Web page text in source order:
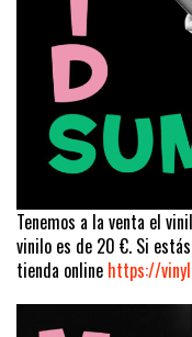
Tenemos a la venta el
vinilo es de 20 €. Si
tienda online https://